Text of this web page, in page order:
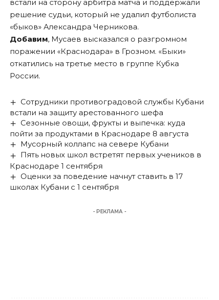
встали на сторону арбитра матча и поддержали
решение судьи, который не удалил футболиста
«быков» Александра Черникова.
Добавим, Мусаев высказался о разгромном
поражении «Краснодара» в Грозном. «Быки»
откатились на третье место в группе Кубка
России.
Сотрудники противоградовой службы Кубани
встали на защиту арестованного шефа
Сезонные овощи, фрукты и выпечка: куда
пойти за продуктами в Краснодаре 8 августа
Мусорный коллапс на севере Кубани
Пять новых школ встретят первых учеников в
Краснодаре 1 сентября
Оценки за поведение начнут ставить в 17
школах Кубани с 1 сентября
- РЕКЛАМА -